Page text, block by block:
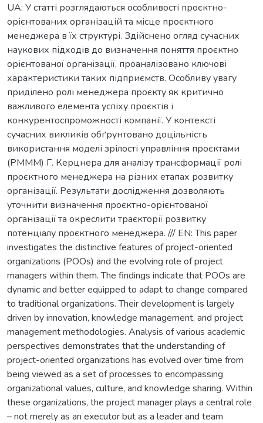
UA: У статті розглядаються особливості проєктно-
орієнтованих організацій та місце проєктного
менеджера в їх структурі. Здійснено огляд сучасних
наукових підходів до визначення поняття проєктно
орієнтованої організації, проаналізовано ключові
характеристики таких підприємств. Особливу увагу
приділено ролі менеджера проєкту як критично
важливого елемента успіху проєктів і
конкурентоспроможності компанії. У контексті
сучасних викликів обґрунтовано доцільність
використання моделі зрілості управління проєктами
(PMMM) Г. Керцнера для аналізу трансформації ролі
проєктного менеджера на різних етапах розвитку
організації. Результати дослідження дозволяють
уточнити визначення проєктно-орієнтованої
організації та окреслити траєкторії розвитку
потенціалу проєктного менеджера. /// EN: This paper
investigates the distinctive features of project-oriented
organizations (POOs) and the evolving role of project
managers within them. The findings indicate that POOs are
dynamic and better equipped to adapt to change compared
to traditional organizations. Their development is largely
driven by innovation, knowledge management, and project
management methodologies. Analysis of various academic
perspectives demonstrates that the understanding of
project-oriented organizations has evolved over time from
being viewed as a set of processes to encompassing
organizational values, culture, and knowledge sharing. Within
these organizations, the project manager plays a central role
– not merely as an executor but as a leader and team